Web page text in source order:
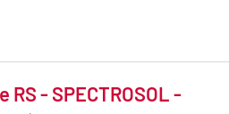
- SPECTROSOL -